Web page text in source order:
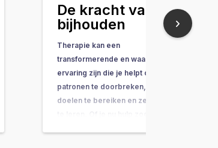
De kracht van
bijhouden
Therapie kan een
transformerende en waardevolle
ervaring zijn die je helpt oude
patronen te doorbreken, je
doelen te bereiken en zelfzorg